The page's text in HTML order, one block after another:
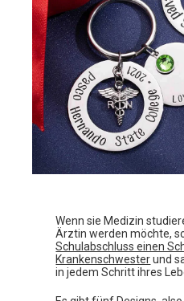
Wenn sie Medizin
Ärztin werden möchte,
Schulabschluss einen
Krankenschwesterund
in jedem Schritt ihres